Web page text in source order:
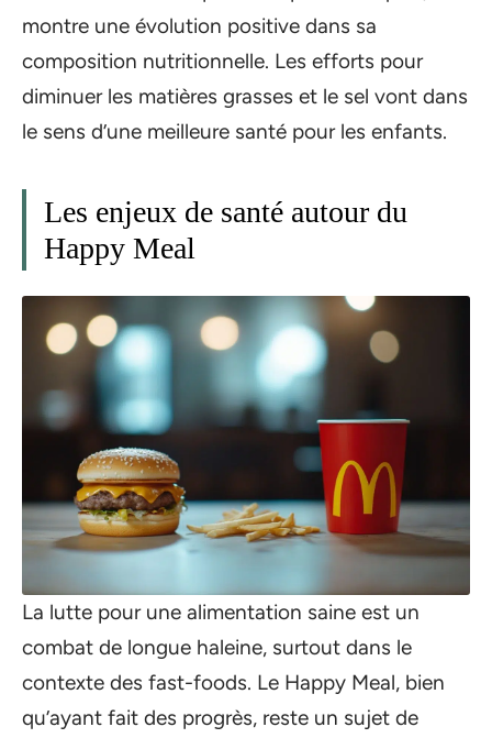
montre une évolution positive dans sa
composition nutritionnelle. Les efforts pour
diminuer les matières grasses et le sel vont dans
le sens d’une meilleure santé pour les enfants.
Les enjeux de santé autour du
Happy Meal
La lutte pour une alimentation saine est un
combat de longue haleine, surtout dans le
contexte des fast-foods. Le Happy Meal, bien
qu’ayant fait des progrès, reste un sujet de